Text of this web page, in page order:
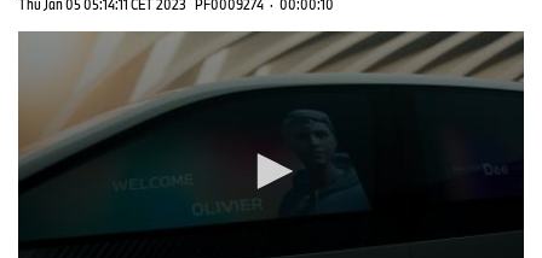
Thu Jan 05 05:14:11 CET 2023 PF0009274 · 00:00:10